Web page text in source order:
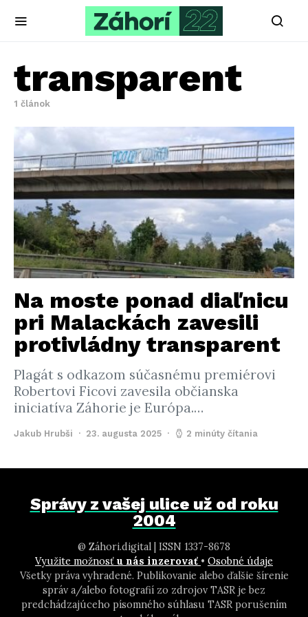
transparent
1 článok
Na moste ponad diaľnicu
pri Malackách zavesili
protivládny transparent
Plagát s odkazom súčasnému premiérovi
Robertovi Ficovi zavesila občianska
iniciatíva Záhorie je Európa.…
Jakub Hrubši 23. augusta 2025 2 minúty čítania
Správy z vašej ulice už od roku
2004
@ Záhori.digital | ISSN 1337-8678
Využite možnosť u nás inzerovať • Osobné údaje
Všetky práva vyhradené. Publikovanie alebo ďalšie šírenie
správ a/alebo fotografií zo zdrojov TASR je bez
predchádzajúceho písomného súhlasu TASR porušením